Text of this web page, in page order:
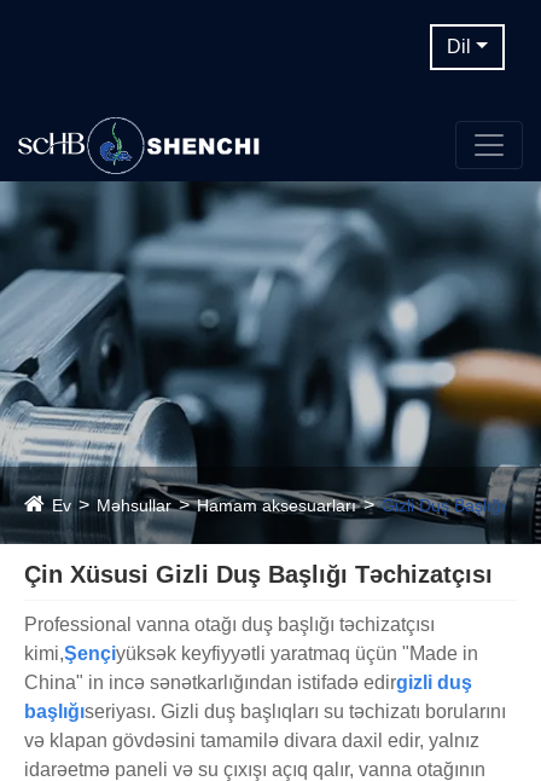
Dil
Ev Məhsullar Hamam aksesuarları Gizli Duş Başlığı
Çin Xüsusi Gizli Duş Başlığı Təchizatçısı
Professional vanna otağı duş başlığı təchizatçısı
kimi,Şençiyüksək keyfiyyətli yaratmaq üçün "Made in
China" in incə sənətkarlığından istifadə edirgizli duş
başlığıseriyası. Gizli duş başlıqları su təchizatı borularını
və klapan gövdəsini tamamilə divara daxil edir, yalnız
idarəetmə paneli və su çıxışı açıq qalır, vanna otağının